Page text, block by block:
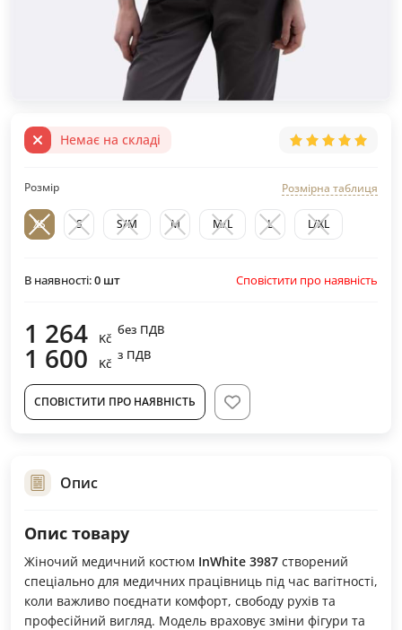
Немає на складі
Розмір Розмірна таблиця
XS S S/M M M/L L L/XL
В наявності:0 шт Сповістити про наявність
1 264 Kč
без ПДВ
1 600 Kč
з ПДВ
СПОВІСТИТИ ПРО НАЯВНІСТЬ
Опис
Опис товару
Жіночий медичний костюм InWhite 3987 створений
спеціально для медичних працівниць під час вагітності,
коли важливо поєднати комфорт, свободу рухів та
професійний вигляд. Модель враховує зміни фігури та